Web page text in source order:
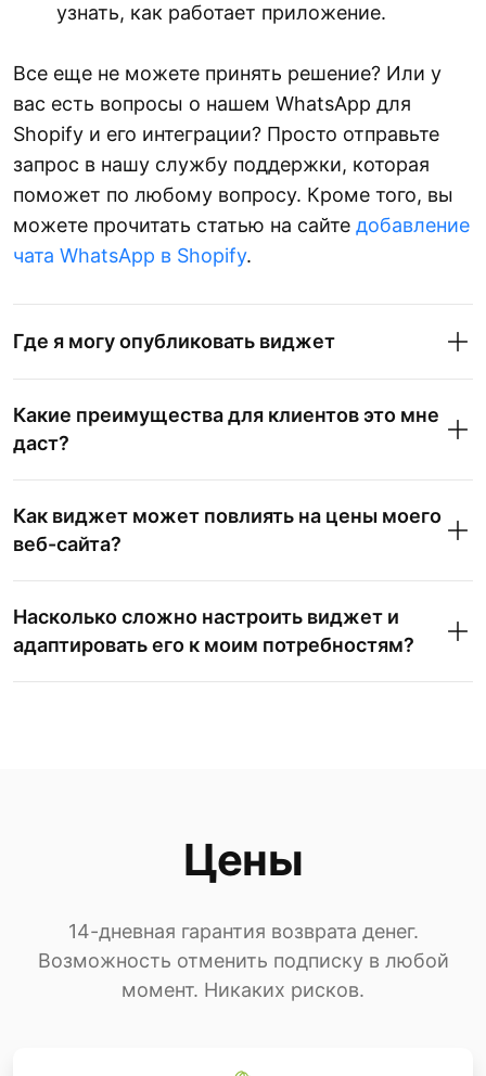
узнать, как работает приложение.
Все еще не можете принять решение? Или у
вас есть вопросы о нашем WhatsApp для
Shopify и его интеграции? Просто отправьте
запрос в нашу службу поддержки, которая
поможет по любому вопросу. Кроме того, вы
можете прочитать статью на сайте добавление
чата WhatsApp в Shopify.
Где я могу опубликовать виджет
Какие преимущества для клиентов это мне
даст?
Как виджет может повлиять на цены моего
веб-сайта?
Насколько сложно настроить виджет и
адаптировать его к моим потребностям?
Цены
14-дневная гарантия возврата денег.
Возможность отменить подписку в любой
момент. Никаких рисков.